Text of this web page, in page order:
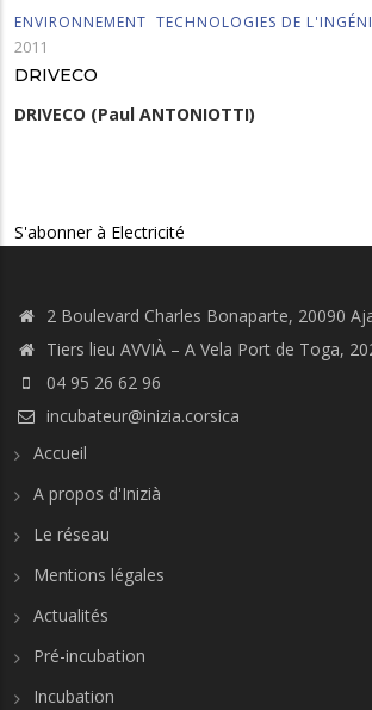
ENVIRONNEMENT TECHNOLOGIES DE
2011
DRIVECO
DRIVECO (Paul ANTONIOTTI)
S'abonner à Electricité
2 Boulevard Charles Bonaparte, 20090
Tiers lieu AVVIÀ – A Vela Port de Toga,
04 95 26 62 96
incubateur@inizia.corsica
Accueil
A propos d'Inizià
Le réseau
Mentions légales
Actualités
Pré-incubation
Incubation